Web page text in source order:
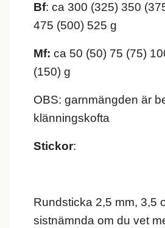
Bf: ca 300 (325) 350
475 (500) 525 g
Mf: ca 50 (50) 75 (75)
(150) g
OBS: garnmängden är
klänningskofta
Stickor:
Rundsticka 2,5 mm, 3,5
sistnämnda om du vet